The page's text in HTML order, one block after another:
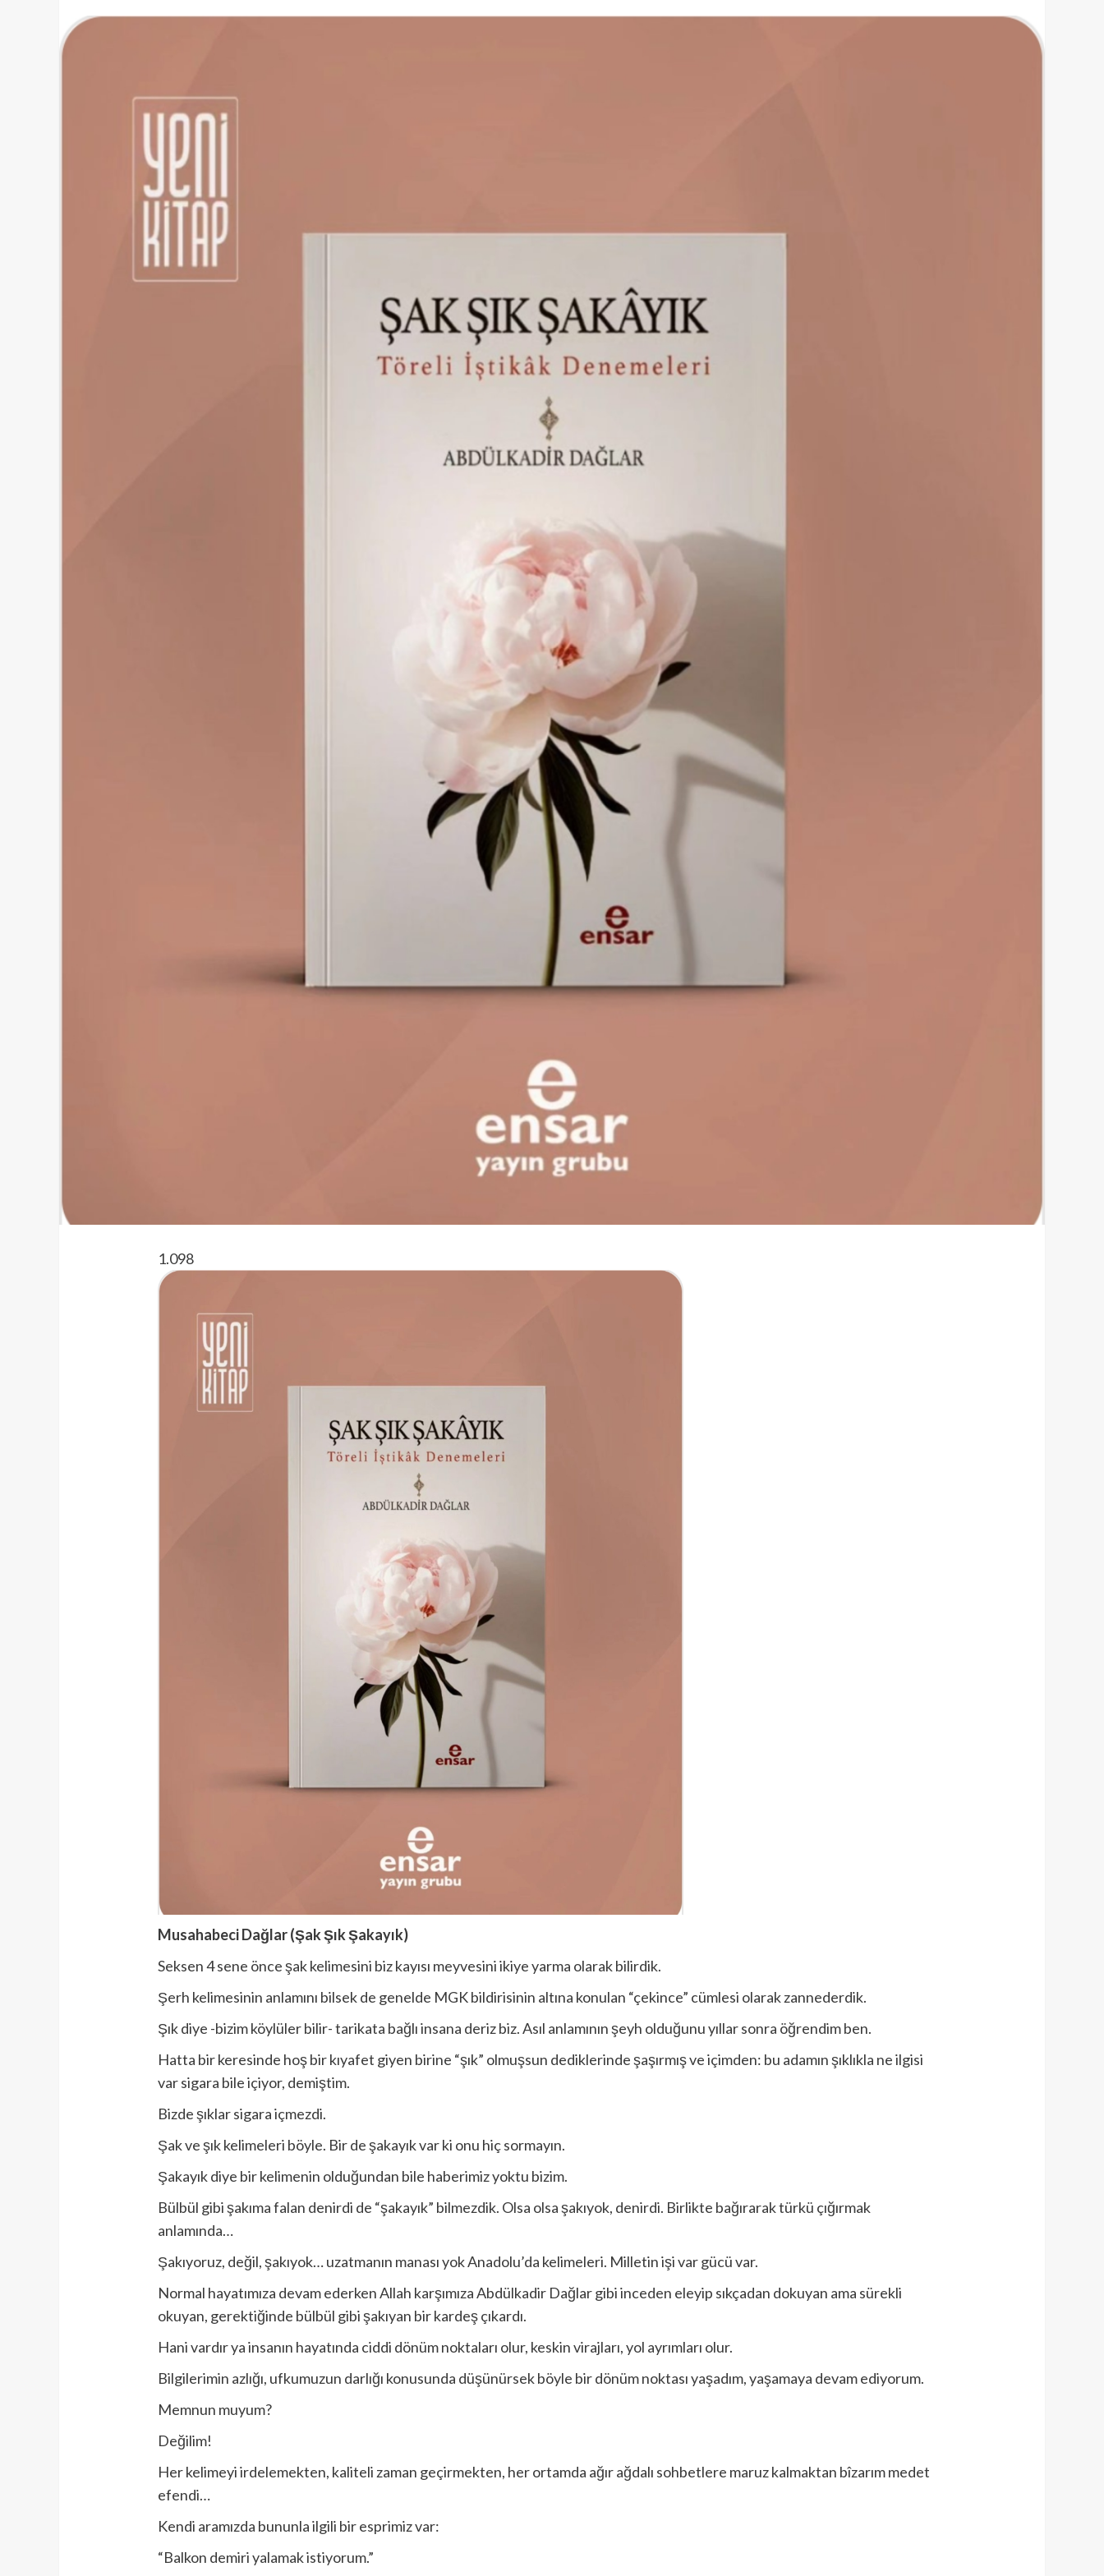
1.098
Musahabeci Dağlar (Şak Şık Şakayık)
Seksen 4 sene önce şak kelimesini biz kayısı meyvesini ikiye yarma olarak bilirdik.
Şerh kelimesinin anlamını bilsek de genelde MGK bildirisinin altına konulan “çekince” cümlesi olarak zannederdik.
Şık diye -bizim köylüler bilir- tarikata bağlı insana deriz biz. Asıl anlamının şeyh olduğunu yıllar sonra öğrendim ben.
Hatta bir keresinde hoş bir kıyafet giyen birine “şık” olmuşsun dediklerinde şaşırmış ve içimden: bu adamın şıklıkla ne ilgisi
var sigara bile içiyor, demiştim.
Bizde şıklar sigara içmezdi.
Şak ve şık kelimeleri böyle. Bir de şakayık var ki onu hiç sormayın.
Şakayık diye bir kelimenin olduğundan bile haberimiz yoktu bizim.
Bülbül gibi şakıma falan denirdi de “şakayık” bilmezdik. Olsa olsa şakıyok, denirdi. Birlikte bağırarak türkü çığırmak
anlamında…
Şakıyoruz, değil, şakıyok… uzatmanın manası yok Anadolu’da kelimeleri. Milletin işi var gücü var.
Normal hayatımıza devam ederken Allah karşımıza Abdülkadir Dağlar gibi inceden eleyip sıkçadan dokuyan ama sürekli
okuyan, gerektiğinde bülbül gibi şakıyan bir kardeş çıkardı.
Hani vardır ya insanın hayatında ciddi dönüm noktaları olur, keskin virajları, yol ayrımları olur.
Bilgilerimin azlığı, ufkumuzun darlığı konusunda düşünürsek böyle bir dönüm noktası yaşadım, yaşamaya devam ediyorum.
Memnun muyum?
Değilim!
Her kelimeyi irdelemekten, kaliteli zaman geçirmekten, her ortamda ağır ağdalı sohbetlere maruz kalmaktan bîzarım medet
efendi…
Kendi aramızda bununla ilgili bir esprimiz var:
“Balkon demiri yalamak istiyorum.”